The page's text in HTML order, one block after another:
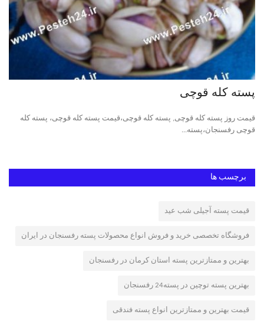
پسته کله قوچی
قیمت روز پسته کله قوچی, پسته کله قوچی،قیمت پسته کله قوچی، پسته کله
قوچی رفسنجان،پسته...
برچسب ها
قیمت پسته آجیلی شب عید
فروشگاه تخصصی خرید و فروش انواع محصولات پسته رفسنجان در ایران
بهترین و ممتازترین پسته استان کرمان در رفسنجان
بهترین پسته توچین در پسته24 رفسنجان
قیمت بهترین و ممتازترین انواع پسته فندقی